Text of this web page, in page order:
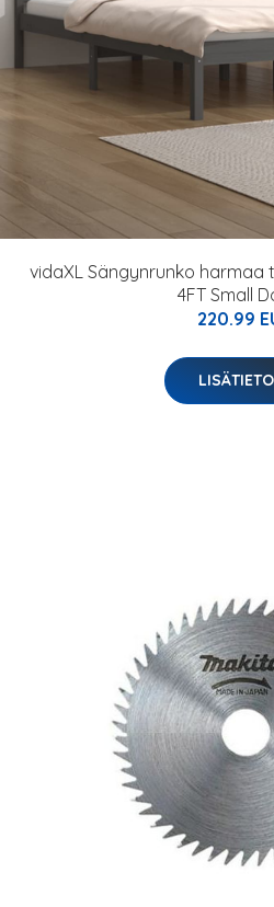
vidaXL Sängynrunko harmaa
4FT Small
220.99